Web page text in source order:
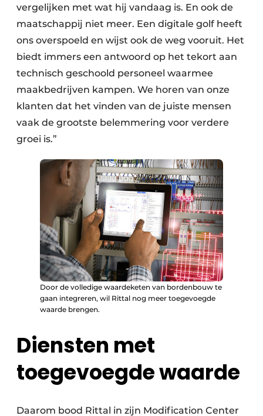
vergelijken met wat hij vandaag is. En ook de
maatschappij niet meer. Een digitale golf heeft
ons overspoeld en wijst ook de weg vooruit. Het
biedt immers een antwoord op het tekort aan
technisch geschoold personeel waarmee
maakbedrijven kampen. We horen van onze
klanten dat het vinden van de juiste mensen
vaak de grootste belemmering voor verdere
groei is.”
Door de volledige waardeketen van bordenbouw te
gaan integreren, wil Rittal nog meer toegevoegde
waarde brengen.
Diensten met
toegevoegde waarde
Daarom bood Rittal in zijn Modification Center